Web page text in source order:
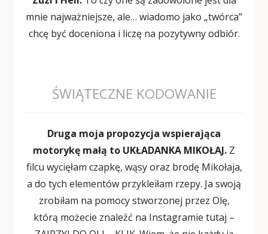
mnie najważniejsze, ale… wiadomo jako „twórca”
chcę być doceniona i liczę na pozytywny odbiór.
ŚWIĄTECZNE KODOWANIE
Druga moja propozycja wspierająca
motorykę małą to UKŁADANKA MIKOŁAJ. Z
filcu wycięłam czapkę, wąsy oraz brodę Mikołaja,
a do tych elementów przykleiłam rzepy. Ja swoją
zrobiłam na pomocy stworzonej przez Olę,
którą możecie znaleźć na Instagramie tutaj –